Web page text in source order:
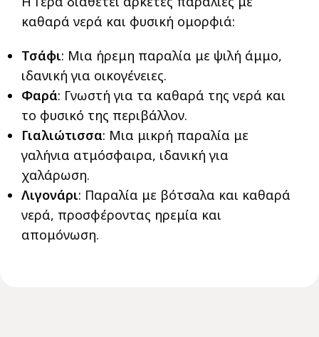
καθαρά νερά και φυσική ομορφιά:
Τσάφι: Μια ήρεμη παραλία με ψιλή άμμο,
ιδανική για οικογένειες.
Φαρά: Γνωστή για τα καθαρά της νερά και
το φυσικό της περιβάλλον.
Γιαλιώτισσα: Μια μικρή παραλία με
γαλήνια ατμόσφαιρα, ιδανική για
χαλάρωση.
Λιγονάρι: Παραλία με βότσαλα και καθαρά
νερά, προσφέροντας ηρεμία και
απομόνωση.